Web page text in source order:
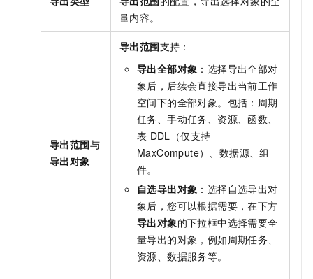
量内容。
导出范围与
导出对象
导出范围支持：
导出全部对象 ：选择导出全部对
象后，后续会直接导出当前工作
空间下的全部对象。包括：周期
任务、手动任务、资源、函数、
表 DDL（仅支持
MaxCompute）、数据源、组
件。
自选导出对象 ：选择自选导出对
象后，您可以根据需要，在下方
导出对象的下拉框中选择需要全
量导出的对象，例如周期任务、
资源、数据服务等。